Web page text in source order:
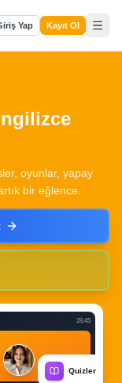
Yap Kayıt Ol
oyunlar, yapay
bir eğlence.
Quizler
28:45